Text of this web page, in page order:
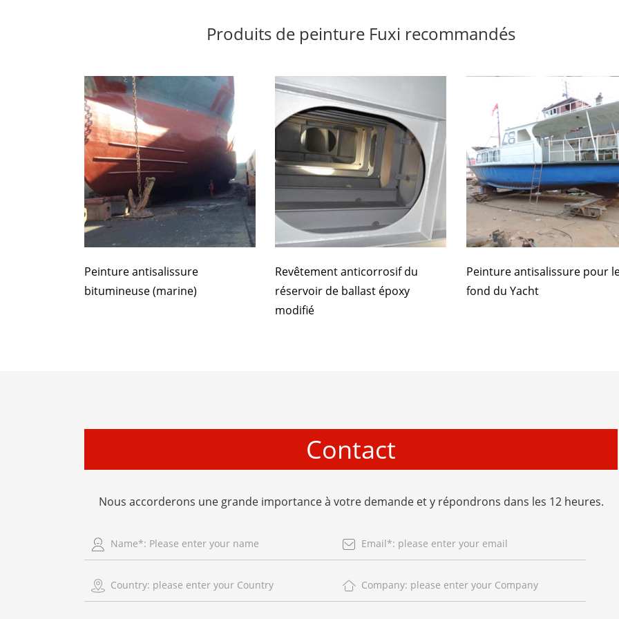
Produits de peinture Fuxi recommandés
Peinture antisalissure
bitumineuse (marine)
Revêtement anticorrosif du
réservoir de ballast époxy
modifié
Peinture antisalissure pour
fond du Yacht
Contact
Nous accorderons une grande importance à votre demande et y répondrons dans les 12 heures.